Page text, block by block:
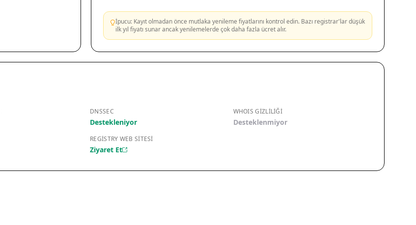
İpucu: Kayıt olmadan önce mutlaka yenileme fiyatlarını kontrol edin. Bazı registrar'lar düşük
ilk yıl fiyatı sunar ancak yenilemelerde çok daha fazla ücret alır.
DNSSEC
Destekleniyor
WHOIS GIZLILIĞI
Desteklenmiyor
REGISTRY WEB SITESI
Ziyaret Et